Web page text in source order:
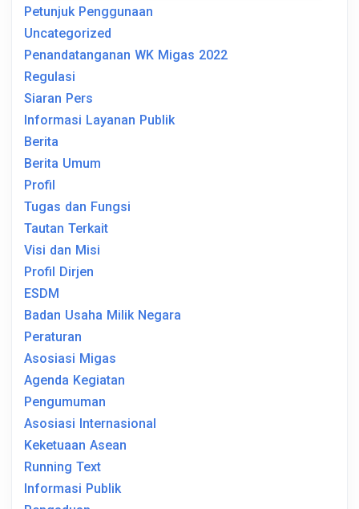
Petunjuk Penggunaan
Uncategorized
Penandatanganan WK Migas 2022
Regulasi
Siaran Pers
Informasi Layanan Publik
Berita
Berita Umum
Profil
Tugas dan Fungsi
Tautan Terkait
Visi dan Misi
Profil Dirjen
ESDM
Badan Usaha Milik Negara
Peraturan
Asosiasi Migas
Agenda Kegiatan
Pengumuman
Asosiasi Internasional
Keketuaan Asean
Running Text
Informasi Publik